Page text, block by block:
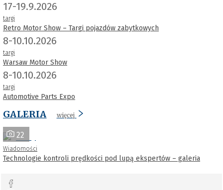
17-19.9.2026
targi
Retro Motor Show – Targi pojazdów zabytkowych
8-10.10.2026
targi
Warsaw Motor Show
8-10.10.2026
targi
Automotive Parts Expo
GALERIA więcej
22
Wiadomości
Technologie kontroli prędkości pod lupą ekspertów – galeria